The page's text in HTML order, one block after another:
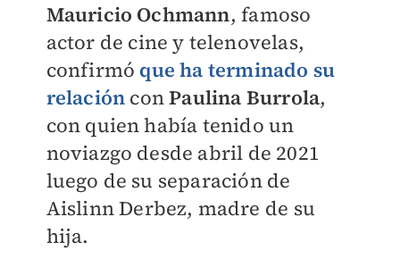
Mauricio Ochmann, famoso
actor de cine y telenovelas,
confirmó que ha terminado su
relación conPaulina Burrola,
con quien había tenido un
noviazgo desde abril de 2021
luego de su separación de
Aislinn Derbez, madre de su
hija.